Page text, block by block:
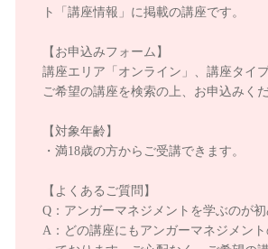
ト「講座情報」に掲載の講座です。
【お申込みフォーム】
講座エリア「オンライン」、講座タイ
ご希望の講座を検索の上、お申込みくだ
【対象年齢】
・満18歳の方からご受講できます。
【よくあるご質問】
Q：アンガーマネジメントを学ぶのが初
A：どの講座にもアンガーマネジメン